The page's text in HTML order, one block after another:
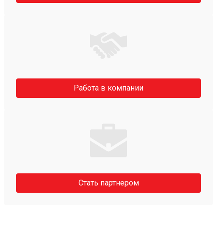
Работа в компании
Стать партнером